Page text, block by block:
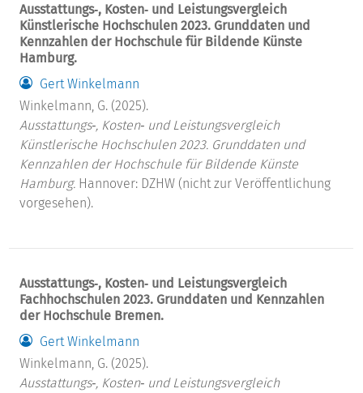
Ausstattungs‐, Kosten‐ und Leistungsvergleich
Künstlerische Hochschulen 2023. Grunddaten und
Kennzahlen der Hochschule für Bildende Künste
Hamburg.
Gert Winkelmann
Winkelmann, G. (2025).
Ausstattungs‐, Kosten‐ und Leistungsvergleich
Künstlerische Hochschulen 2023. Grunddaten und
Kennzahlen der Hochschule für Bildende Künste
Hamburg. Hannover: DZHW (nicht zur Veröffentlichung
vorgesehen).
Ausstattungs‐, Kosten‐ und Leistungsvergleich
Fachhochschulen 2023. Grunddaten und Kennzahlen
der Hochschule Bremen.
Gert Winkelmann
Winkelmann, G. (2025).
Ausstattungs‐, Kosten‐ und Leistungsvergleich